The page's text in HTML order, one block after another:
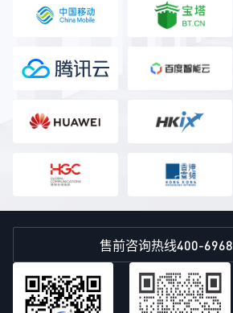
售前咨询热线400-